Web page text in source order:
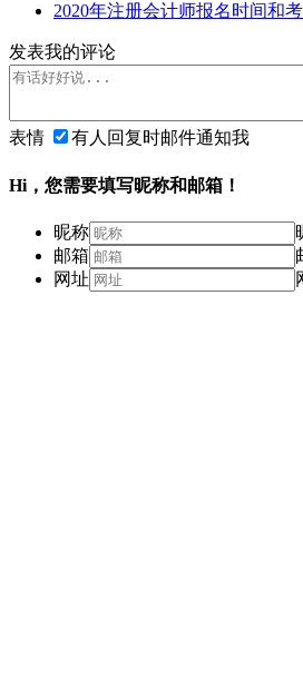
2020年注册会计师报名时间和
发表我的评论
表情 有人回复时邮件通知我
Hi，您需要填写昵称和邮箱！
昵称
邮箱
网址